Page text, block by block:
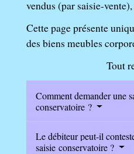
vendus (par saisie-
Cette page présente
des biens meubles
Tout
Comment demander une
conservatoire ?
Le débiteur peut-il
saisie conservatoire ?